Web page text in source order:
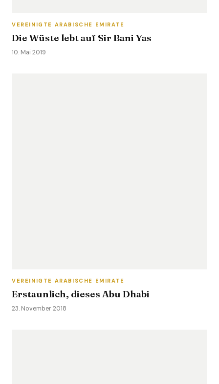
VEREINIGTE ARABISCHE EMIRATE
Die Wüste lebt auf Sir Bani Yas
10. Mai 2019
VEREINIGTE ARABISCHE EMIRATE
Erstaunlich, dieses Abu Dhabi
23. November 2018